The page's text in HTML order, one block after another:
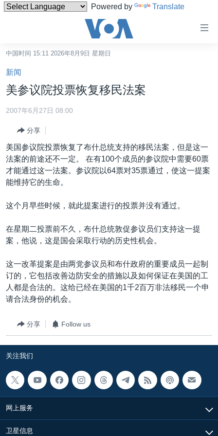
Powered by Translate
碍
链
接
跳
转
容
跳
到
航
到
索
中国
港澳
国际
最新国际新闻
印太
中东
非洲
全球议题
分类新闻
经济·金融·贸易
人权·法律·宗教
军事
环境
美中关系
热点专题
国会报道
美国建国250周年
埃博拉疫情
重要讲话与声明
台海两岸关系
南中国海争端
关注西藏
关注新疆
VOA今日焦点
关注我们
中国时间 15:11 2026年8月9日 星期日
新闻
美参议院投票恢复移民法案
2007年6月27日 08:00
分享
美国参议院投票恢复了布什总统支持的移民法案，但是这一
法案的前途还不一定。 在有100个成员的参议院中需要60票
才能通过这一法案。参议院以64票对35票通过，使这一提案
能维持它的生命。
这个月早些时候，就此提案进行的投票并没有通过。
在星期二投票前不久，布什总统敦促参议员们支持这一提
案，他说，这是国会采取行动的历史性机会。
这一改革提案是由两党参议员和布什政府的重要成员一起制
订的，它包括改善边防安全的措施以及如何保证在美国的工
人都是合法的。这给已经在美国的1千2百万非法移民一个申
请合法身份的机会。
分享 Follow us
关注我们
网上服务
卫星信息